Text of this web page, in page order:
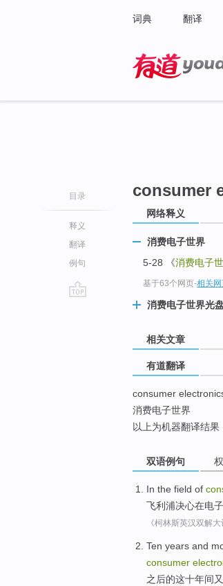
词典 翻译
目录
释义
翻译
例句
consumer
网络释义
消费电子世界
5-28 《消费电子
基于63个网页-相关
消费电子世界光
相关文章
有道翻译
consumer
消费电子世界
以上为机器翻译结
双语例句
In the field of
飞利浦决心在电子
《柯林斯英汉双解大
Ten years and
consumer
之后的这十年间又